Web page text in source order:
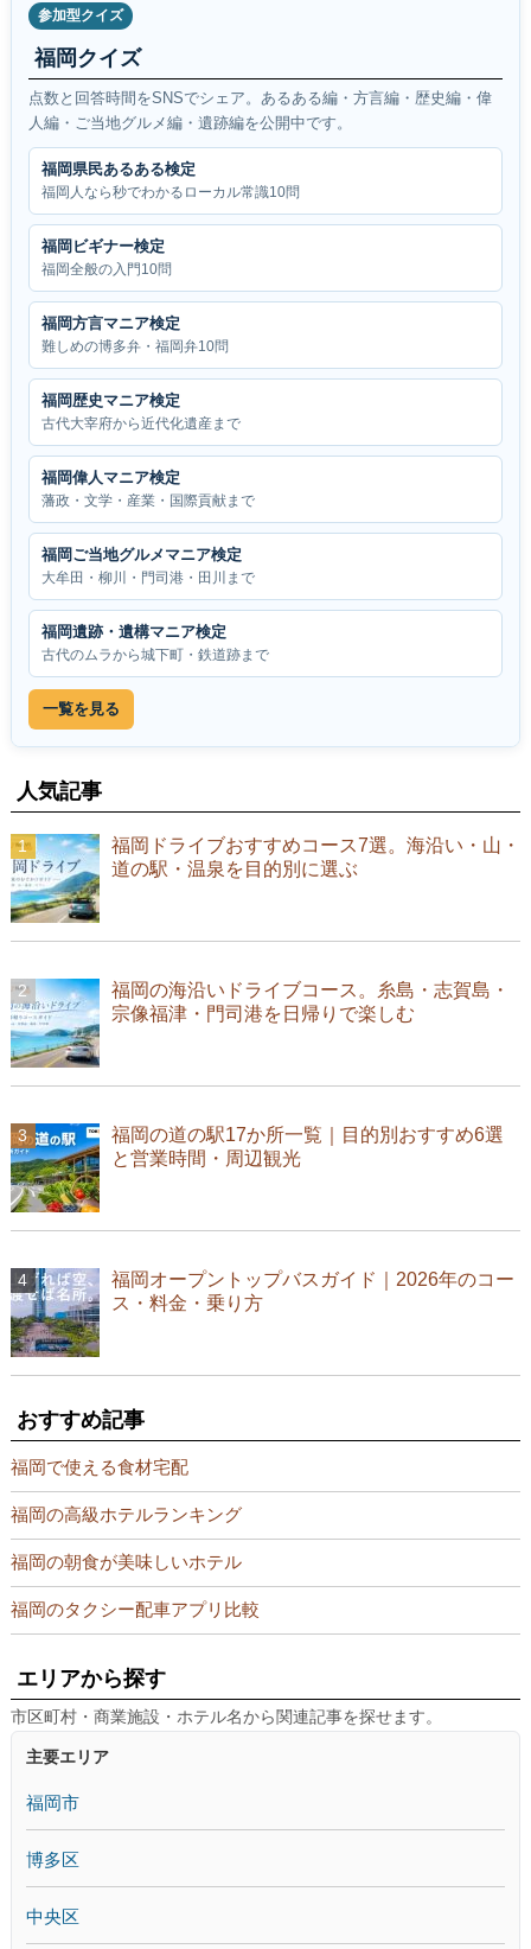
参加型クイズ
福岡クイズ
点数と回答時間をSNSでシェア。あるある編・方言編・歴史編・偉
人編・ご当地グルメ編・遺跡編を公開中です。
福岡県民あるある検定
福岡人なら秒でわかるローカル常識10問
福岡ビギナー検定
福岡全般の入門10問
福岡方言マニア検定
難しめの博多弁・福岡弁10問
福岡歴史マニア検定
古代大宰府から近代化遺産まで
福岡偉人マニア検定
藩政・文学・産業・国際貢献まで
福岡ご当地グルメマニア検定
大牟田・柳川・門司港・田川まで
福岡遺跡・遺構マニア検定
古代のムラから城下町・鉄道跡まで
一覧を見る
人気記事
福岡ドライブおすすめコース7選。海沿い・山・
道の駅・温泉を目的別に選ぶ
福岡の海沿いドライブコース。糸島・志賀島・
宗像福津・門司港を日帰りで楽しむ
福岡の道の駅17か所一覧｜目的別おすすめ6選
と営業時間・周辺観光
福岡オープントップバスガイド｜2026年のコー
ス・料金・乗り方
おすすめ記事
福岡で使える食材宅配
福岡の高級ホテルランキング
福岡の朝食が美味しいホテル
福岡のタクシー配車アプリ比較
エリアから探す
市区町村・商業施設・ホテル名から関連記事を探せます。
主要エリア
福岡市
博多区
中央区